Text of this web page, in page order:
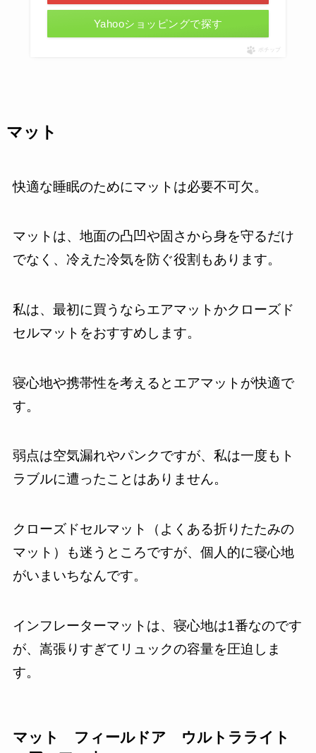
Yahooショッピングで探す
ポチップ
マット
快適な睡眠のためにマットは必要不可欠。
マットは、地面の凸凹や固さから身を守るだけ
でなく、冷えた冷気を防ぐ役割もあります。
私は、最初に買うならエアマットかクローズド
セルマットをおすすめします。
寝心地や携帯性を考えるとエアマットが快適で
す。
弱点は空気漏れやパンクですが、私は一度もト
ラブルに遭ったことはありません。
クローズドセルマット（よくある折りたたみの
マット）も迷うところですが、個人的に寝心地
がいまいちなんです。
インフレーターマットは、寝心地は1番なのです
が、嵩張りすぎてリュックの容量を圧迫しま
す。
マット フィールドア ウルトラライト